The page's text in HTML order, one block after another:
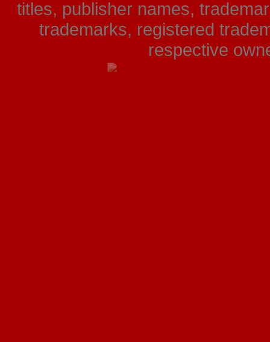
titles, publisher names,
trademarks, registered
respective